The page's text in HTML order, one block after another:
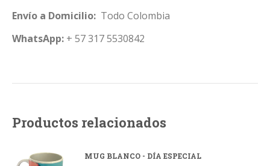
Envío a Domicilio: Todo Colombia
WhatsApp: + 57 317 5530842
Productos relacionados
MUG BLANCO - DÍA ESPECIAL